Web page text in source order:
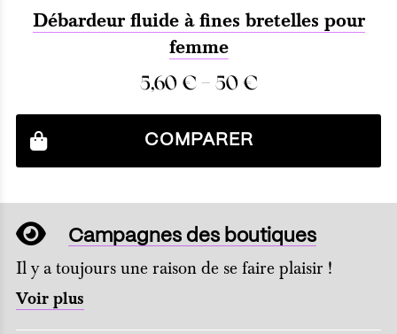
Débardeur fluide à fines bretelles pour
femme
5,60€– 50€
COMPARER
Campagnes des boutiques
Il y a toujours une raison de se faire plaisir !
Voir plus